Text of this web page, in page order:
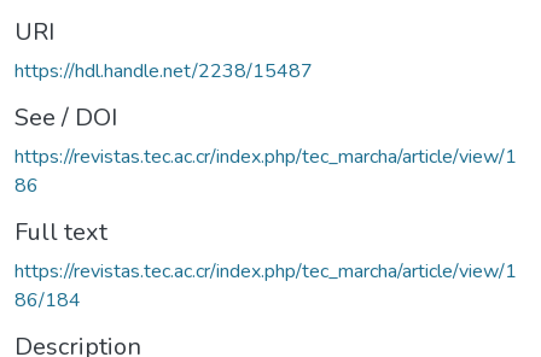
URI
https://hdl.handle.net/2238/15487
See / DOI
https://revistas.tec.ac.cr/index.php/tec_marcha/article/view/1
86
Full text
https://revistas.tec.ac.cr/index.php/tec_marcha/article/view/1
86/184
Description